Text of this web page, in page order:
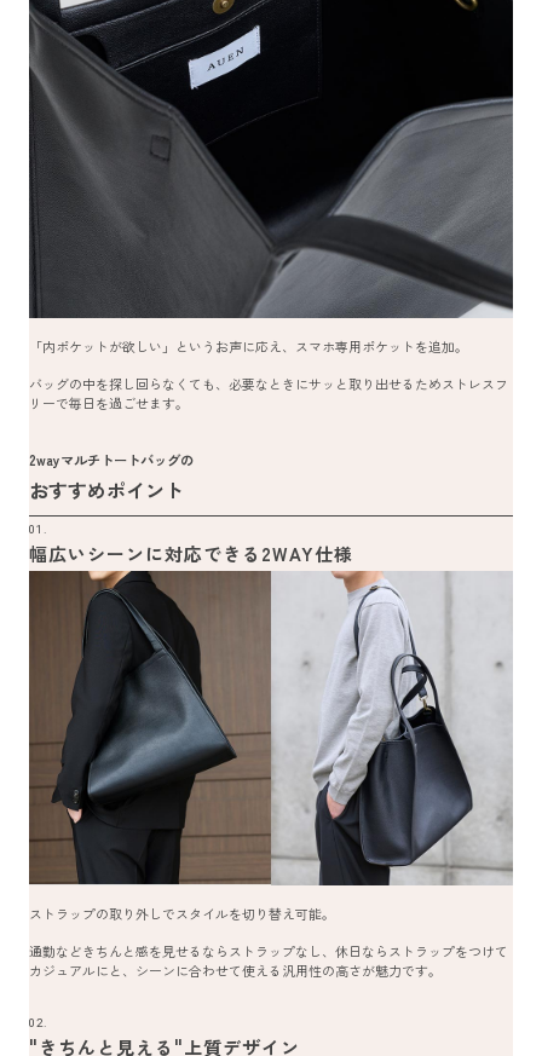
「内ポケットが欲しい」というお声に応え、スマホ専用ポケットを追加。
バッグの中を探し回らなくても、必要なときにサッと取り出せるためストレスフ
リーで毎日を過ごせます。
2wayマルチトートバッグの
おすすめポイント
01.
幅広いシーンに対応できる2WAY仕様
ストラップの取り外しでスタイルを切り替え可能。
通勤などきちんと感を見せるならストラップなし、休日ならストラップをつけて
カジュアルにと、シーンに合わせて使える汎用性の高さが魅力です。
02.
"きちんと見える"上質デザイン